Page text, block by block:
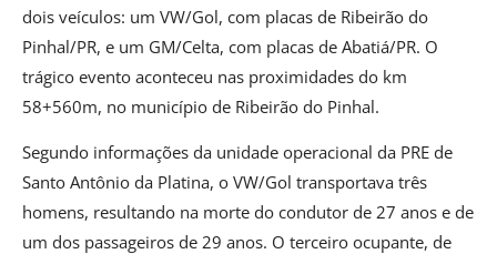
dois veículos: um VW/Gol, com placas de Ribeirão do
Pinhal/PR, e um GM/Celta, com placas de Abatiá/PR. O
trágico evento aconteceu nas proximidades do km
58+560m, no município de Ribeirão do Pinhal.
Segundo informações da unidade operacional da PRE de
Santo Antônio da Platina, o VW/Gol transportava três
homens, resultando na morte do condutor de 27 anos e de
um dos passageiros de 29 anos. O terceiro ocupante, de